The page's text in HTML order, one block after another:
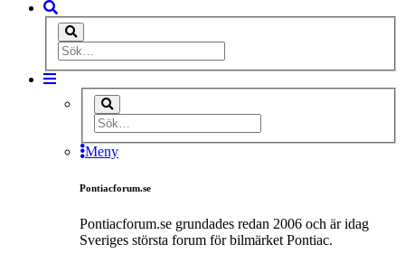
Meny
Pontiacforum.se
Pontiacforum.se grundades redan 2006 och är idag
Sveriges största forum för bilmärket Pontiac.